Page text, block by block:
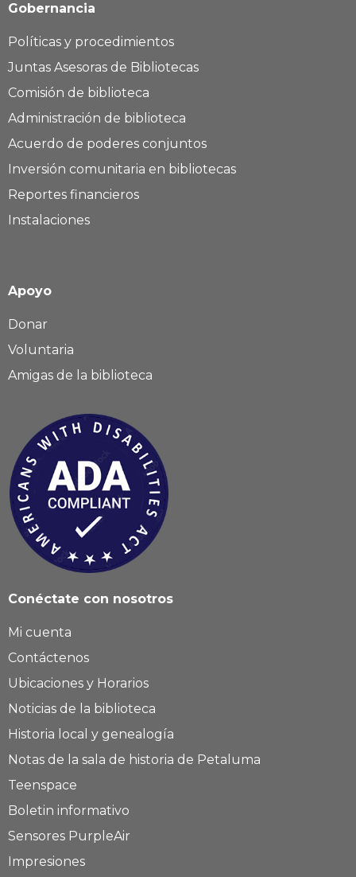
Gobernancia
Políticas y procedimientos
Juntas Asesoras de Bibliotecas
Comisión de biblioteca
Administración de biblioteca
Acuerdo de poderes conjuntos
Inversión comunitaria en bibliotecas
Reportes financieros
Instalaciones
Apoyo
Donar
Voluntaria
Amigas de la biblioteca
Conéctate con nosotros
Mi cuenta
Contáctenos
Ubicaciones y Horarios
Noticias de la biblioteca
Historia local y genealogía
Notas de la sala de historia de Petaluma
Teenspace
Boletin informativo
Sensores PurpleAir
Impresiones